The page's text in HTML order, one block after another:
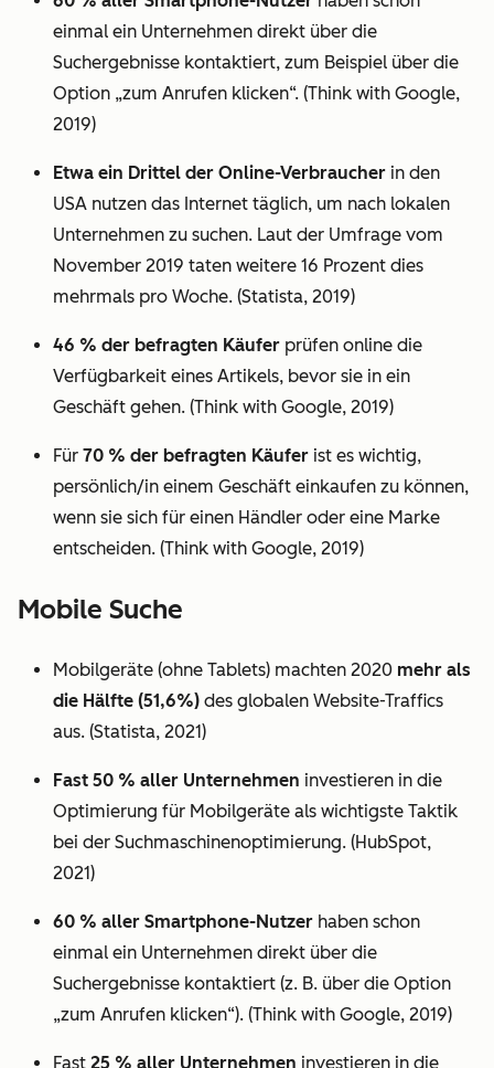
einmal ein Unternehmen direkt über die
Suchergebnisse kontaktiert, zum Beispiel über die
Option „zum Anrufen klicken“. (Think with Google,
2019)
Etwa ein Drittel der Online-Verbraucher in den
USA nutzen das Internet täglich, um nach lokalen
Unternehmen zu suchen. Laut der Umfrage vom
November 2019 taten weitere 16 Prozent dies
mehrmals pro Woche. (Statista, 2019)
46 % der befragten Käufer prüfen online die
Verfügbarkeit eines Artikels, bevor sie in ein
Geschäft gehen. (Think with Google, 2019)
Für 70 % der befragten Käufer ist es wichtig,
persönlich/in einem Geschäft einkaufen zu können,
wenn sie sich für einen Händler oder eine Marke
entscheiden. (Think with Google, 2019)
Mobile Suche
Mobilgeräte (ohne Tablets) machten 2020 mehr als
die Hälfte (51,6%) des globalen Website-Traffics
aus. (Statista, 2021)
Fast 50 % aller Unternehmen investieren in die
Optimierung für Mobilgeräte als wichtigste Taktik
bei der Suchmaschinenoptimierung. (HubSpot,
2021)
60 % aller Smartphone-Nutzer haben schon
einmal ein Unternehmen direkt über die
Suchergebnisse kontaktiert (z. B. über die Option
„zum Anrufen klicken“). (Think with Google, 2019)
Fast 25 % aller Unternehmen investieren in die